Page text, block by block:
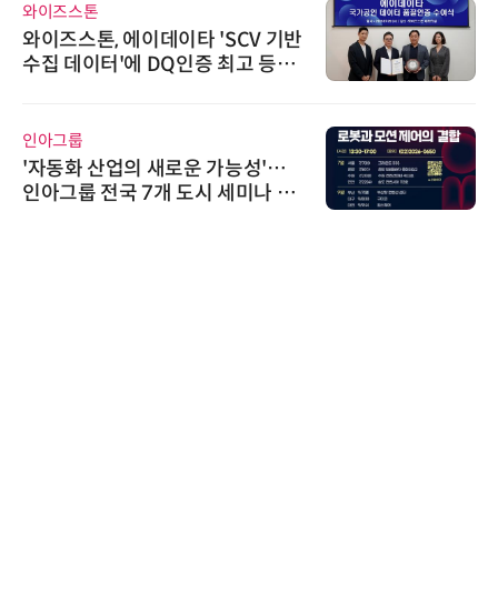
와이즈스톤
와이즈스톤, 에이데이타 'SCV 기반
수집 데이터'에 DQ인증 최고 등급
인아그룹
'자동화 산업의 새로운 가능성'…
인아그룹 전국 7개 도시 세미나 페